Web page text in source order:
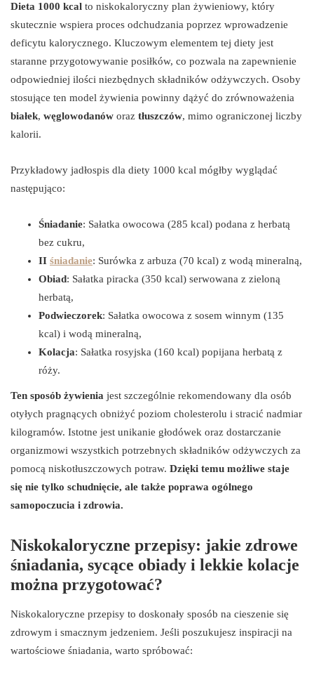
Dieta 1000 kcal to niskokaloryczny plan żywieniowy, który
skutecznie wspiera proces odchudzania poprzez wprowadzenie
deficytu kalorycznego. Kluczowym elementem tej diety jest
staranne przygotowywanie posiłków, co pozwala na zapewnienie
odpowiedniej ilości niezbędnych składników odżywczych. Osoby
stosujące ten model żywienia powinny dążyć do zrównoważenia
białek, węglowodanów oraz tłuszczów, mimo ograniczonej liczby
kalorii.
Przykładowy jadłospis dla diety 1000 kcal mógłby wyglądać
następująco:
Śniadanie: Sałatka owocowa (285 kcal) podana z herbatą
bez cukru,
II śniadanie: Surówka z arbuza (70 kcal) z wodą mineralną,
Obiad: Sałatka piracka (350 kcal) serwowana z zieloną
herbatą,
Podwieczorek: Sałatka owocowa z sosem winnym (135
kcal) i wodą mineralną,
Kolacja: Sałatka rosyjska (160 kcal) popijana herbatą z
róży.
Ten sposób żywienia jest szczególnie rekomendowany dla osób
otyłych pragnących obniżyć poziom cholesterolu i stracić nadmiar
kilogramów. Istotne jest unikanie głodówek oraz dostarczanie
organizmowi wszystkich potrzebnych składników odżywczych za
pomocą niskotłuszczowych potraw. Dzięki temu możliwe staje
się nie tylko schudnięcie, ale także poprawa ogólnego
samopoczucia i zdrowia.
Niskokaloryczne przepisy: jakie zdrowe
śniadania, sycące obiady i lekkie kolacje
można przygotować?
Niskokaloryczne przepisy to doskonały sposób na cieszenie się
zdrowym i smacznym jedzeniem. Jeśli poszukujesz inspiracji na
wartościowe śniadania, warto spróbować: